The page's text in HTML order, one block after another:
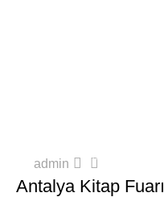
admin 0
Antalya Kitap Fuarı